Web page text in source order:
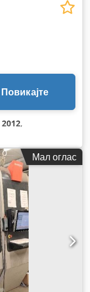
Повикајте
2012,
Мал оглас